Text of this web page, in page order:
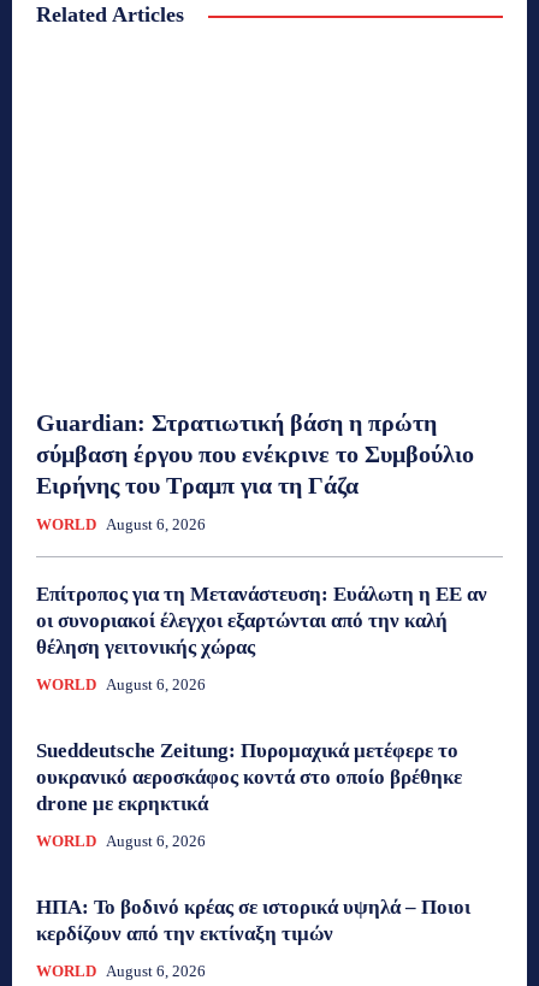
Related Articles
Guardian: Στρατιωτική βάση η πρώτη
σύμβαση έργου που ενέκρινε το Συμβούλιο
Ειρήνης του Τραμπ για τη Γάζα
WORLD August 6, 2026
Επίτροπος για τη Μετανάστευση: Ευάλωτη η ΕΕ αν
οι συνοριακοί έλεγχοι εξαρτώνται από την καλή
θέληση γειτονικής χώρας
WORLD August 6, 2026
Sueddeutsche Zeitung: Πυρομαχικά μετέφερε το
ουκρανικό αεροσκάφος κοντά στο οποίο βρέθηκε
drone με εκρηκτικά
WORLD August 6, 2026
ΗΠΑ: Το βοδινό κρέας σε ιστορικά υψηλά – Ποιοι
κερδίζουν από την εκτίναξη τιμών
WORLD August 6, 2026